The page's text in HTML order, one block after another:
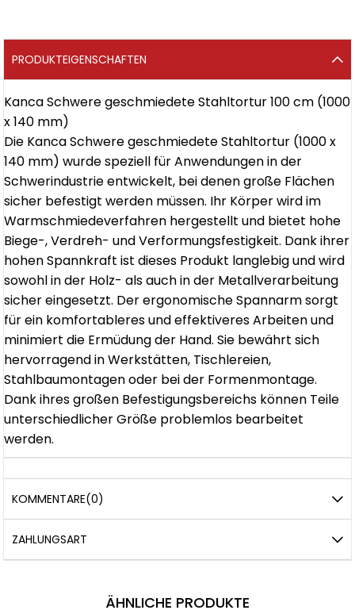
PRODUKTEIGENSCHAFTEN
Kanca Schwere geschmiedete Stahltortur 100 cm (1000
x 140 mm)
Die Kanca Schwere geschmiedete Stahltortur (1000 x
140 mm) wurde speziell für Anwendungen in der
Schwerindustrie entwickelt, bei denen große Flächen
sicher befestigt werden müssen. Ihr Körper wird im
Warmschmiedeverfahren hergestellt und bietet hohe
Biege-, Verdreh- und Verformungsfestigkeit. Dank ihrer
hohen Spannkraft ist dieses Produkt langlebig und wird
sowohl in der Holz- als auch in der Metallverarbeitung
sicher eingesetzt. Der ergonomische Spannarm sorgt
für ein komfortableres und effektiveres Arbeiten und
minimiert die Ermüdung der Hand. Sie bewährt sich
hervorragend in Werkstätten, Tischlereien,
Stahlbaumontagen oder bei der Formenmontage.
Dank ihres großen Befestigungsbereichs können Teile
unterschiedlicher Größe problemlos bearbeitet
werden.
KOMMENTARE(0)
ZAHLUNGSART
ÄHNLICHE PRODUKTE